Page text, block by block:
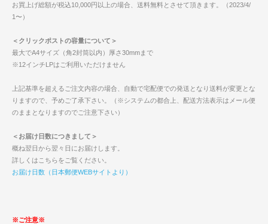
お買上げ総額が税込10,000円以上の場合、送料無料とさせて頂きます。（2023/4/
1〜）
＜クリックポストの容量について＞
最大でA4サイズ（角2封筒以内）厚さ30mmまで
※12インチLPはご利用いただけません
上記基準を超えるご注文内容の場合、自動で宅配便での発送となり送料が変更とな
りますので、予めご了承下さい。（※システムの都合上、配送方法表示はメール便
のままとなりますのでご注意下さい）
＜お届け日数につきまして＞
概ね翌日から翌々日にお届けします。
詳しくはこちらをご覧ください。
お届け日数（日本郵便WEBサイトより）
※ご注意※